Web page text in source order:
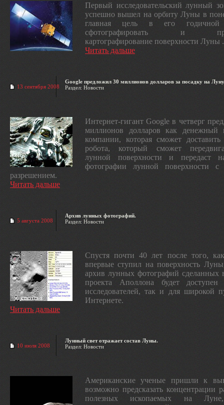
Первый исследовательский лунный
успешно вышел на орбиту Луны в
главная цель в его годичной
сфотографировать и
картографирование поверхности Луны .
Читать дальше
13 сентября 2008
Google предложил 30 миллионов долларов за посадку на
Раздел: Новости
Интернет-гигант Google в четверг
миллионов долларов как денежный
компании, которая сможет
робота, который сможет
лунной поверхности и передаст
фотографии лунной поверхности с
разрешением.
Читать дальше
5 августа 2008
Архив лунных фотографий.
Раздел: Новости
Спустя почти 40 лет после того,
впервые ступил на поверхность
архив лунных фотографий сделанных
проекта Аполлона будет
исследователей, так и для широкой
Интернете.
Читать дальше
10 июля 2008
Лунный свет отражает состав Луны.
Раздел: Новости
Американские ученые пришли к
возможно предсказать концентрации
полезных ископаемых на